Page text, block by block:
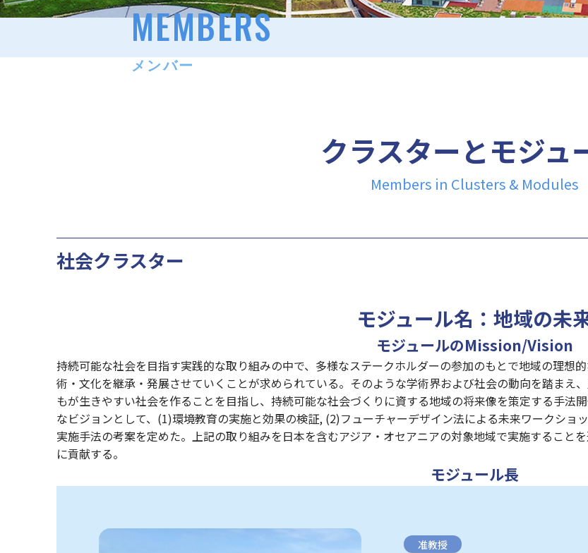
MEMBERS
メンバー
クラスターとモジュ
Members in Clusters & Modules
社会クラスター
モジュール名：地域の未
モジュールのMission/Vision
持続可能な社会を目指す実践的な取り組みの中で、多様なステークホルダーの参加のもとで地域の理想
術・文化を継承・発展させていくことが求められている。そのような学術界および社会の動向を踏まえ
もが生きやすい社会を作ることを目指し、持続可能な社会づくりに資する地域の将来像を策定する手法
なビジョンとして、(1)環境教育の実施と効果の検証, (2)フューチャーデザイン法による未来ワークショ
実施手法の考案を定めた。上記の取り組みを日本を含むアジア・オセアニアの対象地域で実施すること
に貢献する。
モジュール長
准教授